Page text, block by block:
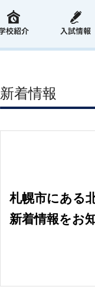
新着情報
札幌市にある
新着情報をお